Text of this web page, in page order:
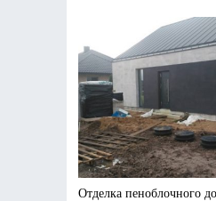
Отделка пеноблочного